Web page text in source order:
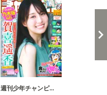
週刊少年チャンピ…